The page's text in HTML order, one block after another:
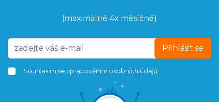
(maximálně 4x měsíčně)
Přihlásit se
Souhlasím se zpracováním osobních údajů